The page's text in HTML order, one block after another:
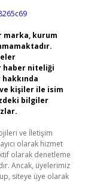
marka, kurum
haber niteliği
kişiler ile isim
bilgiler
ve İletişim
olarak hizmet
olarak denetleme
Ancak, üyelerimiz
siteye üye olarak